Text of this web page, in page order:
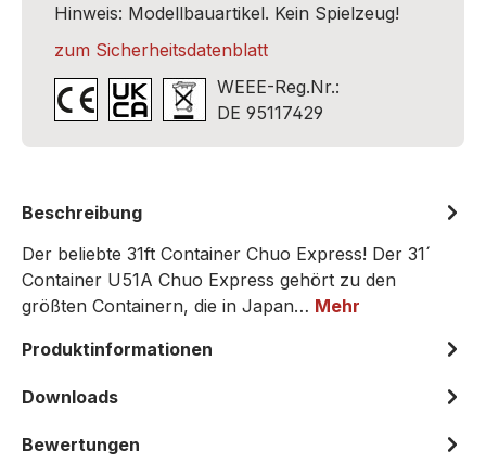
Hinweis: Modellbauartikel. Kein Spielzeug!
zum Sicherheitsdatenblatt
WEEE-Reg.Nr.:
DE 95117429
Beschreibung
Der beliebte 31ft Container Chuo Express! Der 31´
Container U51A Chuo Express gehört zu den
größten Containern, die in Japan… Mehr
Produktinformationen
Downloads
Bewertungen